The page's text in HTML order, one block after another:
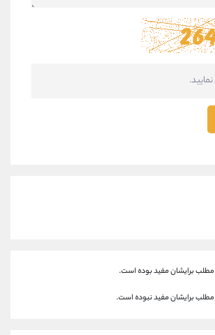
مطلب برایشان مفید بوده است.
مطلب برایشان مفید نبوده است.